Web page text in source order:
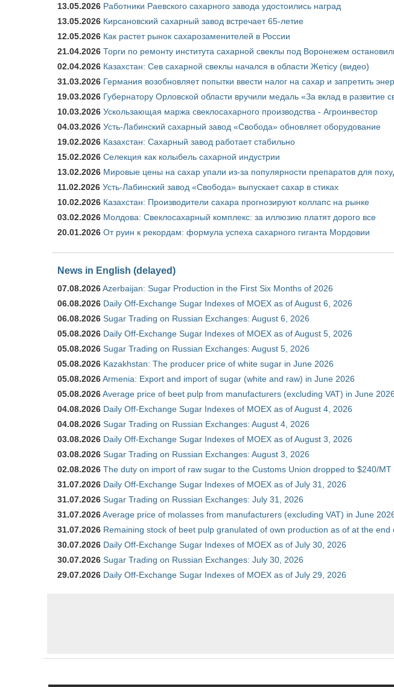
13.05.2026 Работники Раевского сахарного завода удостоились наград
13.05.2026 Кирсановский сахарный завод встречает 65-летие
12.05.2026 Как растет рынок сахарозаменителей в России
21.04.2026 Торги по ремонту института сахарной свеклы под Воронежем
02.04.2026 Казахстан: Сев сахарной свеклы начался в области Жетісу (видео)
31.03.2026 Германия возобновляет попытки ввести налог на сахар и запретить
19.03.2026 Губернатору Орловской области вручили медаль «За вклад в развитие
10.03.2026 Ускользающая маржа свеклосахарного производства - Агроинвестор
04.03.2026 Усть-Лабинский сахарный завод «Свобода» обновляет оборудование
19.02.2026 Казахстан: Сахарный завод работает стабильно
15.02.2026 Селекция как колыбель сахарной индустрии
13.02.2026 Мировые цены на сахар упали из-за популярности препаратов для
11.02.2026 Усть-Лабинский завод «Свобода» выпускает сахар в стиках
10.02.2026 Казахстан: Производители сахара прогнозируют коллапс на рынке
03.02.2026 Молдова: Свеклосахарный комплекс: за иллюзию платят дорого все
20.01.2026 От руин к рекордам: формула успеха сахарного гиганта Мордовии
News in English (delayed)
07.08.2026Azerbaijan: Sugar Production in the First Six Months of 2026
06.08.2026 Daily Off-Exchange Sugar Indexes of MOEX as of August 6, 2026
06.08.2026 Sugar Trading on Russian Exchanges: August 6, 2026
05.08.2026 Daily Off-Exchange Sugar Indexes of MOEX as of August 5, 2026
05.08.2026 Sugar Trading on Russian Exchanges: August 5, 2026
05.08.2026 Kazakhstan: The producer price of white sugar in June 2026
05.08.2026Armenia: Export and import of sugar (white and raw) in June 2026
05.08.2026Average price of beet pulp from manufacturers (excluding VAT) in June 2026
04.08.2026 Daily Off-Exchange Sugar Indexes of MOEX as of August 4, 2026
04.08.2026 Sugar Trading on Russian Exchanges: August 4, 2026
03.08.2026 Daily Off-Exchange Sugar Indexes of MOEX as of August 3, 2026
03.08.2026 Sugar Trading on Russian Exchanges: August 3, 2026
02.08.2026 The duty on import of raw sugar to the Customs Union dropped to $240/MT
31.07.2026 Daily Off-Exchange Sugar Indexes of MOEX as of July 31, 2026
31.07.2026 Sugar Trading on Russian Exchanges: July 31, 2026
31.07.2026Average price of molasses from manufacturers (excluding VAT) in June
31.07.2026 Remaining stock of beet pulp granulated of own production as of at the end
30.07.2026 Daily Off-Exchange Sugar Indexes of MOEX as of July 30, 2026
30.07.2026 Sugar Trading on Russian Exchanges: July 30, 2026
29.07.2026 Daily Off-Exchange Sugar Indexes of MOEX as of July 29, 2026